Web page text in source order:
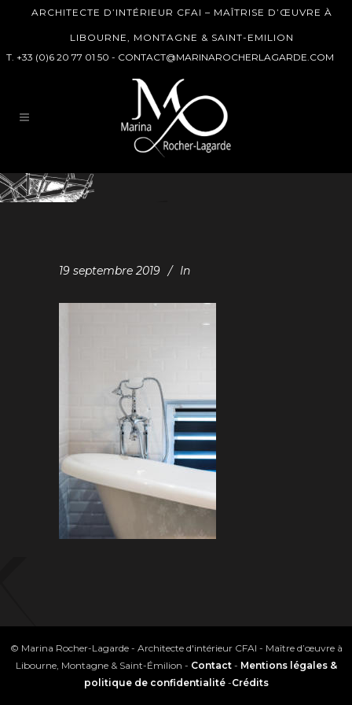
ARCHITECTE D’INTÉRIEUR CFAI – MAÎTRISE D’ŒUVRE À
LIBOURNE, MONTAGNE & SAINT-EMILION
T. +33 (0)6 20 77 01 50 - CONTACT@MARINAROCHERLAGARDE.COM
19 septembre 2019 In
© Marina Rocher-Lagarde - Architecte d'intérieur CFAI - Maître d’œuvre à
Libourne, Montagne & Saint-Émilion - Contact- Mentions légales &
politique de confidentialité-Crédits